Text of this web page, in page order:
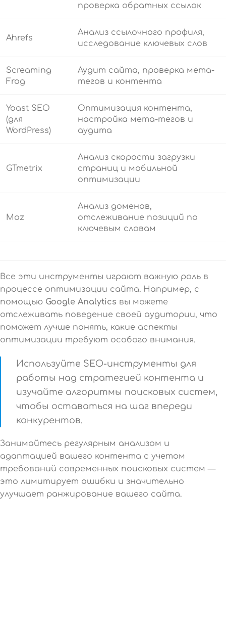
проверка обратных ссылок
Ahrefs
Анализ ссылочного профиля,
исследование ключевых слов
Screaming
Frog
Аудит сайта, проверка мета-
тегов и контента
Yoast SEO
(для
WordPress)
Оптимизация контента,
настройка мета-тегов и
аудита
GTmetrix
Анализ скорости загрузки
страниц и мобильной
оптимизации
Moz
Анализ доменов,
отслеживание позиций по
ключевым словам
Все эти инструменты играют важную роль в
процессе оптимизации сайта. Например, с
помощью Google Analytics вы можете
отслеживать поведение своей аудитории, что
поможет лучше понять, какие аспекты
оптимизации требуют особого внимания.
Используйте SEO-инструменты для
работы над стратегией контента и
изучайте алгоритмы поисковых систем,
чтобы оставаться на шаг впереди
конкурентов.
Занимайтесь регулярным анализом и
адаптацией вашего контента с учетом
требований современных поисковых систем —
это лимитирует ошибки и значительно
улучшает ранжирование вашего сайта.